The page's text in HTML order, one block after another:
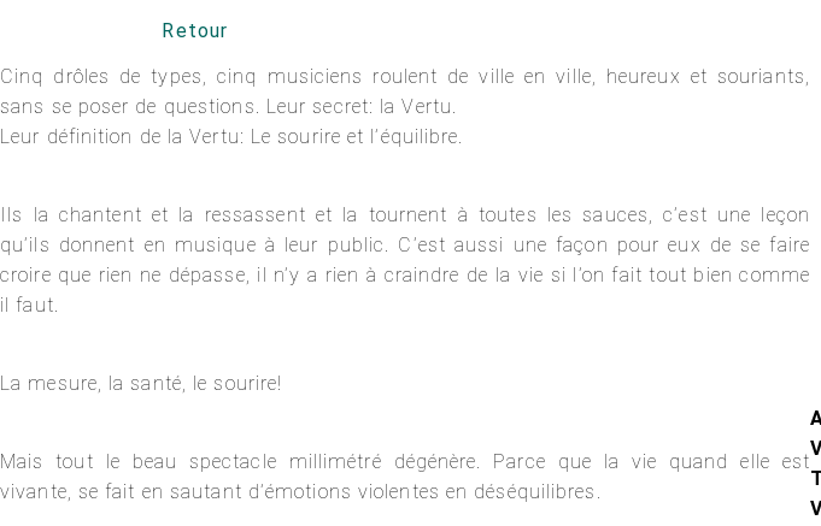
Retour
Cinq drôles de types, cinq musiciens roulent de ville en ville, heureux et souriants,
sans se poser de questions. Leur secret: la Vertu.
Leur définition de la Vertu: Le sourire et l’équilibre.
Ils la chantent et la ressassent et la tournent à toutes les sauces, c’est une leçon
qu’ils donnent en musique à leur public. C’est aussi une façon pour eux de se faire
croire que rien ne dépasse, il n’y a rien à craindre de la vie si l’on fait tout bien comme
il faut.
La mesure, la santé, le sourire!
Mais tout le beau spectacle millimétré dégénère. Parce que la vie quand elle est
vivante, se fait en sautant d’émotions violentes en déséquilibres.